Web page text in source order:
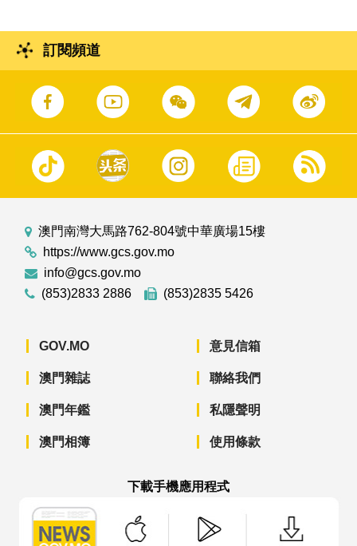
訂閱頻道
澳門南灣大馬路762-804號中華廣場15樓
https://www.gcs.gov.mo
info@gcs.gov.mo
(853)2833 2886
(853)2835 5426
GOV.MO
澳門雜誌
澳門年鑑
澳門相簿
意見信箱
聯絡我們
私隱聲明
使用條款
下載手機應用程式